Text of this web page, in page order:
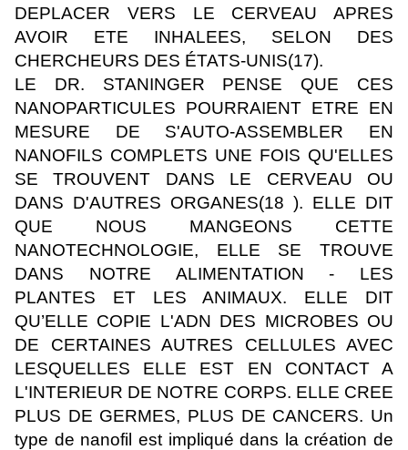
DEPLACER VERS LE CERVEAU APRES
AVOIR ETE INHALEES, SELON DES
CHERCHEURS DES ÉTATS-UNIS(17).
LE DR. STANINGER PENSE QUE CES
NANOPARTICULES POURRAIENT ETRE EN
MESURE DE S'AUTO-ASSEMBLER EN
NANOFILS COMPLETS UNE FOIS QU'ELLES
SE TROUVENT DANS LE CERVEAU OU
DANS D'AUTRES ORGANES(18 ). ELLE DIT
QUE NOUS MANGEONS CETTE
NANOTECHNOLOGIE, ELLE SE TROUVE
DANS NOTRE ALIMENTATION - LES
PLANTES ET LES ANIMAUX. ELLE DIT
QU’ELLE COPIE L'ADN DES MICROBES OU
DE CERTAINES AUTRES CELLULES AVEC
LESQUELLES ELLE EST EN CONTACT A
L'INTERIEUR DE NOTRE CORPS. ELLE CREE
PLUS DE GERMES, PLUS DE CANCERS. Un
type de nanofil est impliqué dans la création de